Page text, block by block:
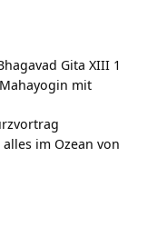
Gita XIII 1
mit
im Ozean von